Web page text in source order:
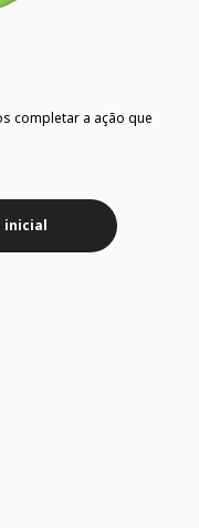
completar a ação que
inicial